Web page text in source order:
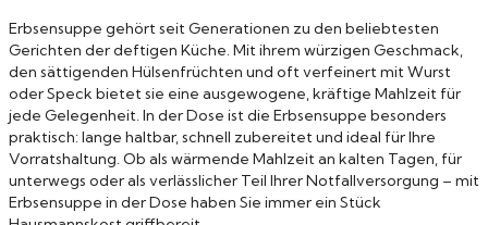
Erbsensuppe gehört seit Generationen zu den beliebtesten
Gerichten der deftigen Küche. Mit ihrem würzigen Geschmack,
den sättigenden Hülsenfrüchten und oft verfeinert mit Wurst
oder Speck bietet sie eine ausgewogene, kräftige Mahlzeit für
jede Gelegenheit. In der Dose ist die Erbsensuppe besonders
praktisch: lange haltbar, schnell zubereitet und ideal für Ihre
Vorratshaltung. Ob als wärmende Mahlzeit an kalten Tagen, für
unterwegs oder als verlässlicher Teil Ihrer Notfallversorgung – mit
Erbsensuppe in der Dose haben Sie immer ein Stück